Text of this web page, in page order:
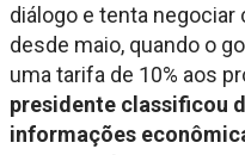
diálogo e tenta
desde maio, quando o
uma tarifa de 10% aos
presidente classificou
informações